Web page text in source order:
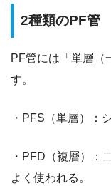
2種類のPF管
PF管には「単層（
す。
・PFS（単層）：
・PFD（複層）：
よく使われる。